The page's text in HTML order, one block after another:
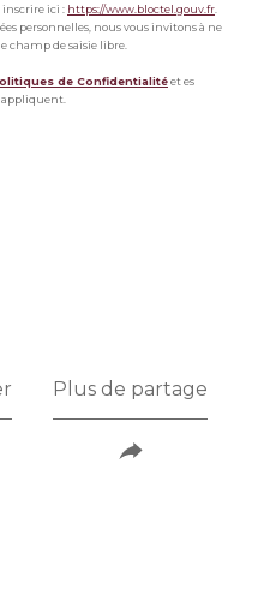
inscrire ici : https://www.bloctel.gouv.fr
personnelles, nous vous invitons à ne
champ de saisie libre.
de Confidentialitéet es
Plus de partage